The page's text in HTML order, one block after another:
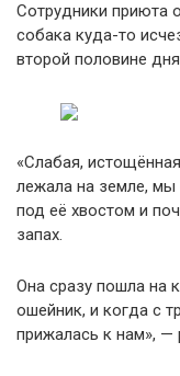
Сотрудники приюта
собака куда-то
второй половине
«Слабая,
лежала на земле,
под её хвостом и
запах.
Она сразу пошла на
ошейник, и когда с
прижалась к нам», —